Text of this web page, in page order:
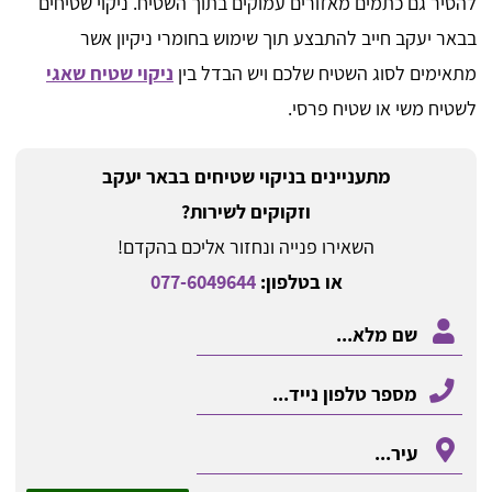
בבאר יעקב חייב להתבצע תוך שימוש בחומרי ניקיון אשר
מתאימים לסוג השטיח שלכם ויש הבדל בין ניקוי שטיח שאגי
לשטיח משי או שטיח פרסי.
מתעניינים בניקוי שטיחים בבאר יעקב
וזקוקים לשירות?
השאירו פנייה ונחזור אליכם בהקדם!
או בטלפון:077-6049644